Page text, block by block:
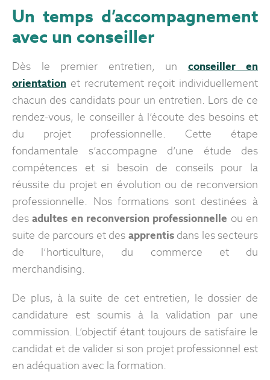
Un temps d’accompagnement
avec un conseiller
Dès le premier entretien, un conseiller en
orientation et recrutement reçoit individuellement
chacun des candidats pour un entretien. Lors de ce
rendez-vous, le conseiller à l’écoute des besoins et
du projet professionnelle. Cette étape
fondamentale s’accompagne d’une étude des
compétences et si besoin de conseils pour la
réussite du projet en évolution ou de reconversion
professionnelle. Nos formations sont destinées à
des adultes en reconversion professionnelle ou en
suite de parcours et des apprentisdans les secteurs
de l’horticulture, du commerce et du
merchandising.
De plus, à la suite de cet entretien, le dossier de
candidature est soumis à la validation par une
commission. L’objectif étant toujours de satisfaire le
candidat et de valider si son projet professionnel est
en adéquation avec la formation.